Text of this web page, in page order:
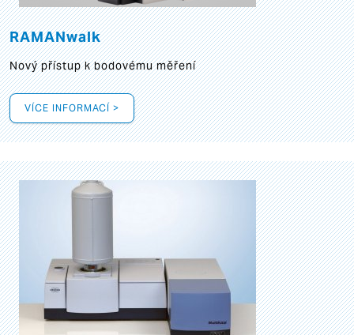
RAMANwalk
Nový přístup k bodovému měření
VÍCE INFORMACÍ >